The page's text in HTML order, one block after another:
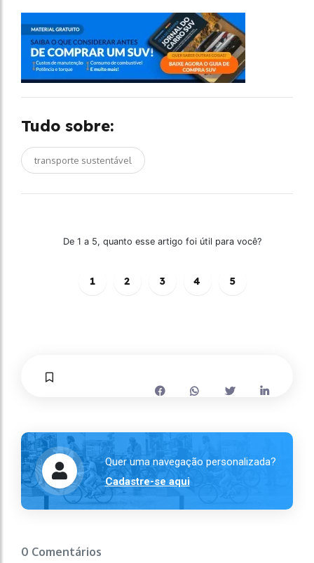
Tudo sobre:
transporte sustentável
De 1 a 5, quanto esse artigo foi útil para você?
1 2 3 4 5
Quer uma navegação personalizada?
Cadastre-se aqui
0 Comentários